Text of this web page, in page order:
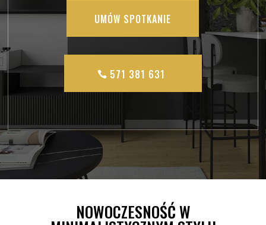
UMÓW SPOTKANIE
571 381 631
NOWOCZESNOŚĆ W